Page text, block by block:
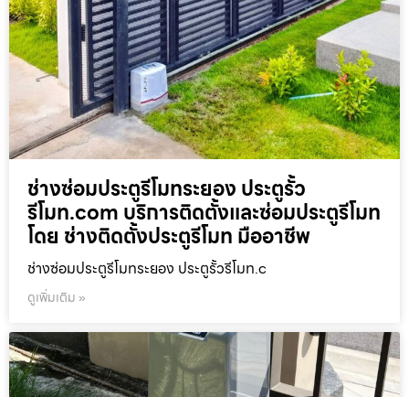
ช่างซ่อมประตูรีโมทระยอง ประตูรั้ว
รีโมท.com บริการติดตั้งและซ่อมประตูรีโมท
โดย ช่างติดตั้งประตูรีโมท มืออาชีพ
ช่างซ่อมประตูรีโมทระยอง ประตูรั้วรีโมท.c
ดูเพิ่มเติม »